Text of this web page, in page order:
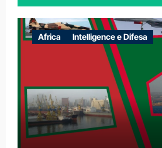
Africa Intelligence e Difesa